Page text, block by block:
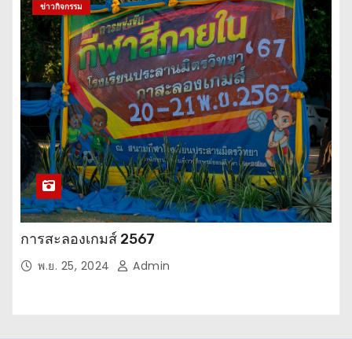
ข่าวกิจกรรม
การสะลองเกมส์ 2567
พ.ย. 25, 2024 Admin